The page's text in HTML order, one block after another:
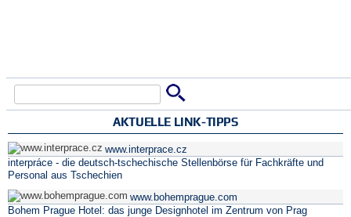
AKTUELLE LINK-TIPPS
www.interprace.cz
interpráce - die deutsch-tschechische Stellenbörse für Fachkräfte und
Personal aus Tschechien
www.bohemprague.com
Bohem Prague Hotel: das junge Designhotel im Zentrum von Prag